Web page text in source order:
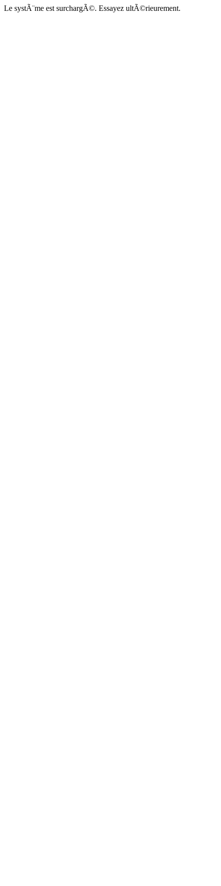
Le systÃ¨me est surchargÃ©. Essayez ultÃ©rieurement.